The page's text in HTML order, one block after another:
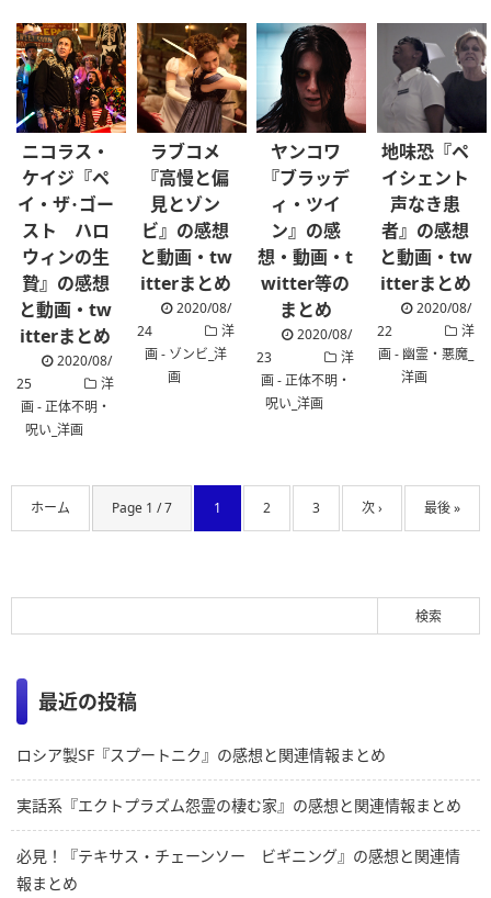
ニコラス・
ケイジ『ペ
イ・ザ･ゴー
スト ハロ
ウィンの生
贄』の感想
と動画・tw
itterまとめ
2020/08/
25
洋
画 - 正体不明・
呪い_洋画
ラブコメ
『高慢と偏
見とゾン
ビ』の感想
と動画・tw
itterまとめ
2020/08/
24
洋
画 - ゾンビ_洋
画
ヤンコワ
『ブラッデ
ィ・ツイ
ン』の感
想・動画・t
witter等の
まとめ
2020/08/
23
洋
画 - 正体不明・
呪い_洋画
地味恐『ペ
イシェント
声なき患
者』の感想
と動画・tw
itterまとめ
2020/08/
22
洋
画 - 幽霊・悪魔_
洋画
ホーム Page 1 / 7 1 2 3 次 › 最後 »
最近の投稿
ロシア製SF『スプートニク』の感想と関連情報まとめ
実話系『エクトプラズム怨霊の棲む家』の感想と関連情報まとめ
必見！『テキサス・チェーンソー ビギニング』の感想と関連情
報まとめ